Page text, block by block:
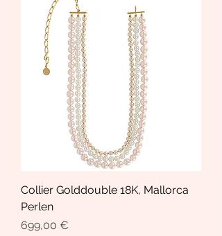
Collier Golddouble 18K, Mallorca
Perlen
Prix
699,00 €